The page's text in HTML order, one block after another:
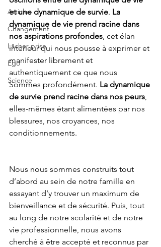
Articles
Changement
Lâcher prise
Ego
Science
et une dynamique de survie. La
dynamique de vie prend racine dans
nos aspirations profondes , cet élan
intérieur qui nous pousse à exprimer et
manifester librement et
authentiquement ce que nous
Sommes profondément. La dynamique
de survie prend racine dans nos peurs
elles-mêmes étant alimentées par nos
blessures, nos croyances, nos
conditionnements.
Nous nous sommes construits tout
d’abord au sein de notre famille en
essayant d’y trouver un maximum de
bienveillance et de sécurité. Puis, tout
au long de notre scolarité et de notre
vie professionnelle, nous avons
cherché à être accepté et reconnus par